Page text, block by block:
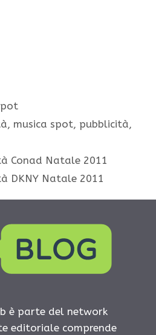
, musica spot, pubblicità,
Conad Natale 2011
DKNY Natale 2011
è parte del network
editoriale comprende